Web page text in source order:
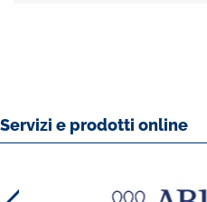
Servizi e prodotti online